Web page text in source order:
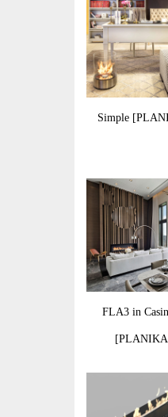
Simple
FLA3 in